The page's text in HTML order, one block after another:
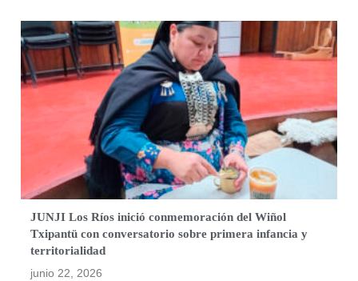
JUNJI Los Ríos inició conmemoración del Wiñol
Txipantü con conversatorio sobre primera infancia y
territorialidad
junio 22, 2026